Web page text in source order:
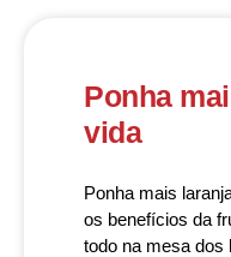
Ponha
vida
Ponha mais
os benefícios da
todo na mesa dos